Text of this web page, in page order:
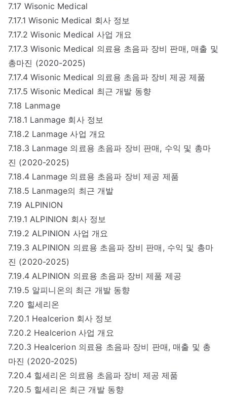
7.17 Wisonic Medical
7.17.1 Wisonic Medical 회사 정보
7.17.2 Wisonic Medical 사업 개요
7.17.3 Wisonic Medical 의료용 초음파 장비 판매, 매출 및
총마진 (2020-2025)
7.17.4 Wisonic Medical 의료용 초음파 장비 제공 제품
7.17.5 Wisonic Medical 최근 개발 동향
7.18 Lanmage
7.18.1 Lanmage 회사 정보
7.18.2 Lanmage 사업 개요
7.18.3 Lanmage 의료용 초음파 장비 판매, 수익 및 총마
진 (2020-2025)
7.18.4 Lanmage 의료용 초음파 장비 제공 제품
7.18.5 Lanmage의 최근 개발
7.19 ALPINION
7.19.1 ALPINION 회사 정보
7.19.2 ALPINION 사업 개요
7.19.3 ALPINION 의료용 초음파 장비 판매, 수익 및 총마
진 (2020-2025)
7.19.4 ALPINION 의료용 초음파 장비 제품 제공
7.19.5 알피니온의 최근 개발 동향
7.20 힐세리온
7.20.1 Healcerion 회사 정보
7.20.2 Healcerion 사업 개요
7.20.3 Healcerion 의료용 초음파 장비 판매, 매출 및 총
마진 (2020-2025)
7.20.4 힐세리온 의료용 초음파 장비 제공 제품
7.20.5 힐세리온 최근 개발 동향